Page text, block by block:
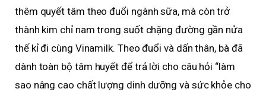
thêm quyết tâm theo đuổi ngành sữa, mà còn trở
thành kim chỉ nam trong suốt chặng đường gần nửa
thế kỉ đi cùng Vinamilk. Theo đuổi và dấn thân, bà đã
dành toàn bộ tâm huyết để trả lời cho câu hỏi “làm
sao nâng cao chất lượng dinh dưỡng và sức khỏe cho